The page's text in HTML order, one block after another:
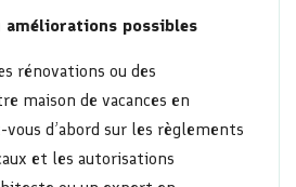
améliorations possibles
rénovations ou des
maison de vacances en
d’abord sur les règlements
et les autorisations